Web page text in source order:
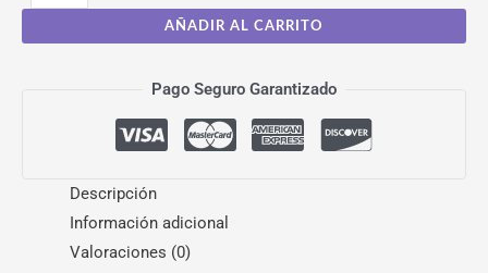
AÑADIR AL CARRITO
Pago Seguro Garantizado
Descripción
Información adicional
Valoraciones (0)